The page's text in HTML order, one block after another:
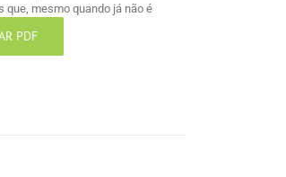
mesmo quando já não é
PDF